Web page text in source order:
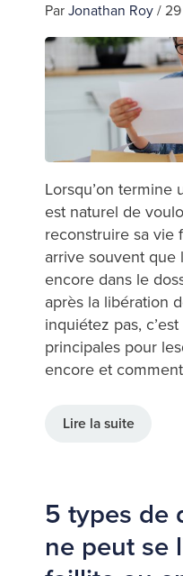
Par Jonathan Roy /
Lorsqu’on termine
est naturel de
reconstruire sa vie
arrive souvent que
encore dans le
après la libération
inquiétez pas,
principales pour
encore et
Lire la suite
5 types de
ne peut se